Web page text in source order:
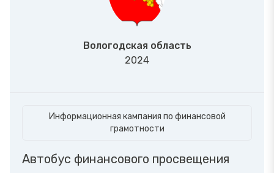
Вологодская область
2024
Информационная кампания по финансовой
грамотности
Автобус финансового просвещения